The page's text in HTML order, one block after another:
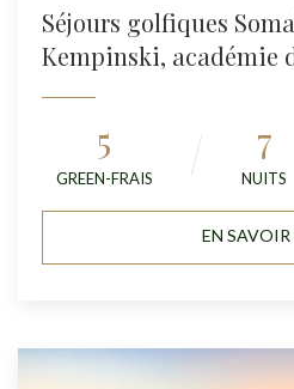
Séjours golfiques
Kempinski, académie
exceptionnel
5
GREEN-FRAIS
7
NUITS
EN SAVOIR